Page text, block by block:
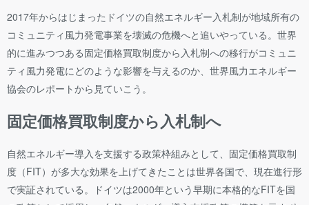
2017年からはじまったドイツの自然エネルギー入札制が地域所有の
コミュニティ風力発電事業を壊滅の危機へと追いやっている。世界
的に進みつつある固定価格買取制度から入札制への移行がコミュニ
ティ風力発電にどのような影響を与えるのか、世界風力エネルギー
協会のレポートから見ていこう。
固定価格買取制度から入札制へ
自然エネルギー導入を支援する政策枠組みとして、固定価格買取制
度（FIT）が多大な効果を上げてきたことは世界各国で、現在進行形
で実証されている。ドイツは2000年という早期に本格的なFITを国